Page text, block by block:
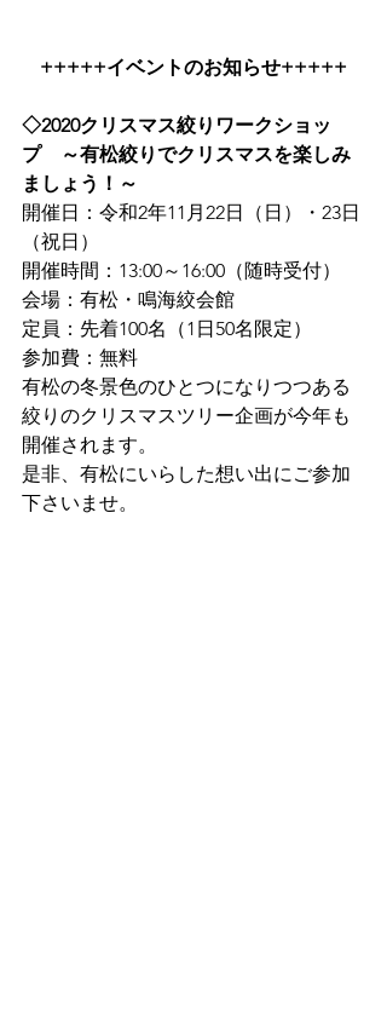
+++++イベントのお知らせ+++++
◇2020クリスマス絞りワークショッ
プ　～有松絞りでクリスマスを楽しみ
ましょう！～
開催日：令和2年11月22日（日）・23日
（祝日）
開催時間：13:00～16:00（随時受付）
会場：有松・鳴海絞会館
定員：先着100名（1日50名限定）
参加費：無料
有松の冬景色のひとつになりつつある
絞りのクリスマスツリー企画が今年も
開催されます。
是非、有松にいらした想い出にご参加
下さいませ。